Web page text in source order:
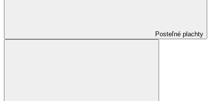
Posteľné plachty